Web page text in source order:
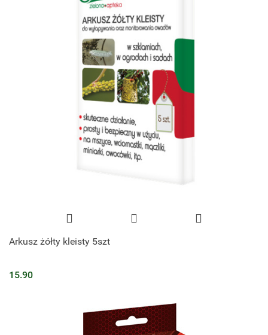
Arkusz żółty kleisty 5szt
15.90